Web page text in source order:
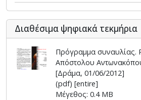
Διαθέσιμα ψηφιακά τεκμήρια
Πρόγραμμα συναυλίας.
Απόστολου
[Δράμα, 01/06/2012]
(pdf) [entire]
Μέγεθος: 0.4 MB